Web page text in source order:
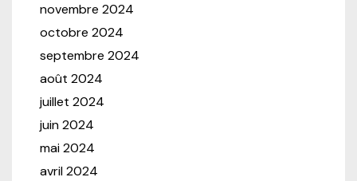
novembre 2024
octobre 2024
septembre 2024
août 2024
juillet 2024
juin 2024
mai 2024
avril 2024